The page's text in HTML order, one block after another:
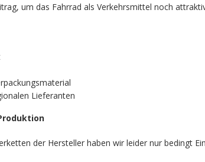
um das Fahrrad als Verkehrsmittel noch
Lieferanten
der Hersteller haben wir leider nur bedingt